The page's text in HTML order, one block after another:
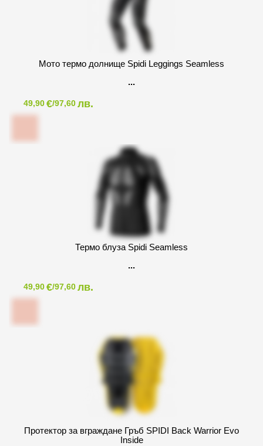
Мото термо долнище Spidi Leggings Seamless
49,90€/97,60лв.
Термо блуза Spidi Seamless
49,90€/97,60лв.
Протектор за вграждане Гръб SPIDI Back Warrior Evo
Inside